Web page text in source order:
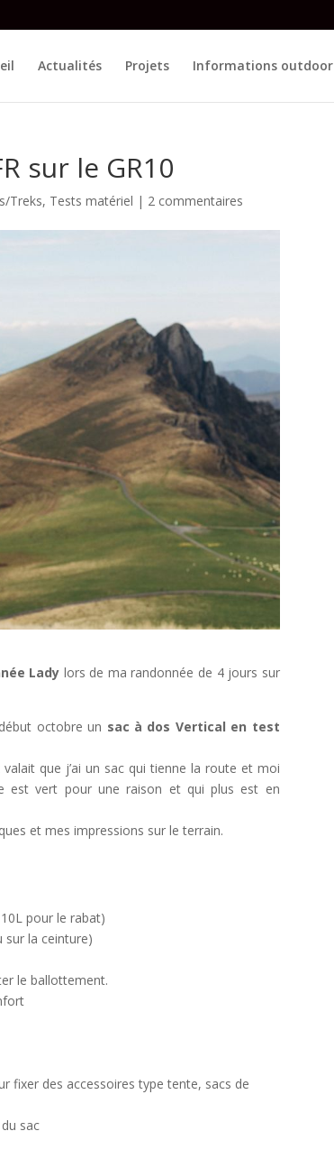
Actualités Projets Informations outdoor
sur le GR10
Treks, Tests matériel | 2 commentaires
Lady lors de ma randonnée de 4 jours sur
octobre un sac à dos Vertical en test
que j’ai un sac qui tienne la route et moi
est vert pour une raison et qui plus est en
et mes impressions sur le terrain.
pour le rabat)
sur la ceinture)
le ballottement.
fixer des accessoires type tente, sacs de
sac